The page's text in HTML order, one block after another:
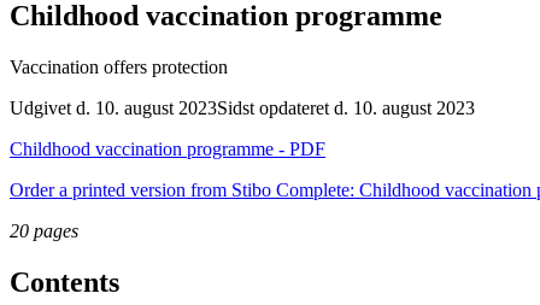
Childhood vaccination programme
Vaccination offers protection
Udgivet d. 10. august 2023Sidst opdateret d. 10. august 2023
Childhood vaccination programme - PDF
Order a printed version from Stibo Complete: Childhood vaccination
20 pages
Contents